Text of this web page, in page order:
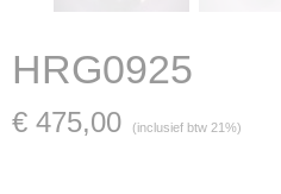
HRG0925
€ 475,00 (inclusief btw 21%)